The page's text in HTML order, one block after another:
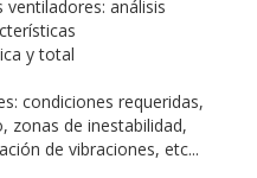
análisis
y total
condiciones requeridas,
zonas de inestabilidad,
de vibraciones, etc...